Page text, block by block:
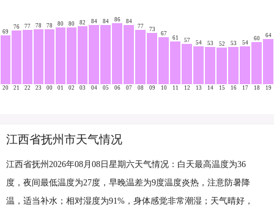
69
20
76
21
77
22
78
23
78
00
80
01
80
02
82
03
84
04
84
05
86
06
84
07
77
08
73
09
67
10
61
11
57
12
54
13
53
14
52
15
53
16
54
17
60
18
64
19
江西省抚州市天气情况
江西省抚州2026年08月08日星期六天气情况：白天最高温度为36
度，夜间最低温度为27度，早晚温差为9度温度炎热，注意防暑降
温，适当补水；相对湿度为91%，身体感觉非常潮湿；天气晴好，